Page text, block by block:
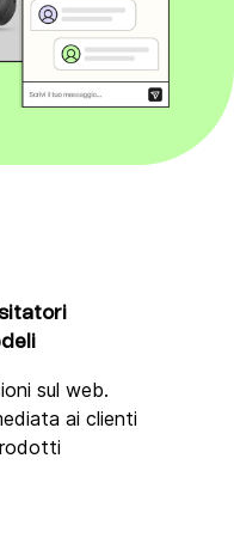
sul web.
ai clienti